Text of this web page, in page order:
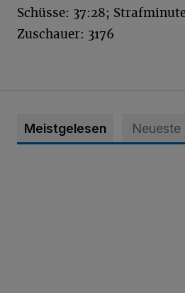
Schüsse: 37:28;
Zuschauer: 3176
Meistgelesen Neueste